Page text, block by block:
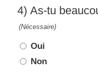
4) As-tu
(Nécessaire)
Oui
Non